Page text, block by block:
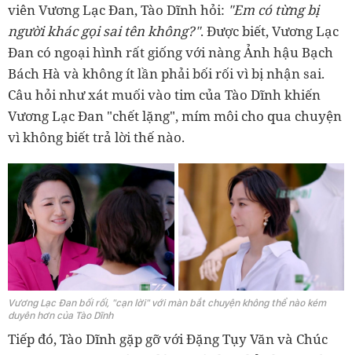
viên Vương Lạc Đan, Tào Dĩnh hỏi: "Em có từng bị
người khác gọi sai tên không?". Được biết, Vương Lạc
Đan có ngoại hình rất giống với nàng Ảnh hậu Bạch
Bách Hà và không ít lần phải bối rối vì bị nhận sai.
Câu hỏi như xát muối vào tim của Tào Dĩnh khiến
Vương Lạc Đan "chết lặng", mím môi cho qua chuyện
vì không biết trả lời thế nào.
Vương Lạc Đan bối rối, "cạn lời" với màn bắt chuyện không thể nào kém
duyên hơn của Tào Dĩnh
Tiếp đó, Tào Dĩnh gặp gỡ với Đặng Tụy Văn và Chúc